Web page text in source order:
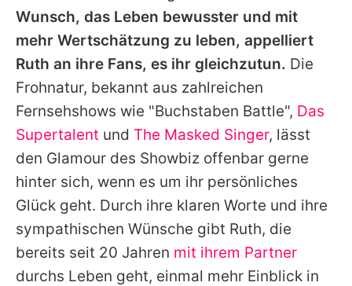
Wunsch, das Leben bewusster und mit
mehr Wertschätzung zu leben, appelliert
Ruth an ihre Fans, es ihr gleichzutun. Die
Frohnatur, bekannt aus zahlreichen
Fernsehshows wie "Buchstaben Battle", Das
Supertalent und The Masked Singer, lässt
den Glamour des Showbiz offenbar gerne
hinter sich, wenn es um ihr persönliches
Glück geht. Durch ihre klaren Worte und ihre
sympathischen Wünsche gibt Ruth, die
bereits seit 20 Jahren mit ihrem Partner
durchs Leben geht, einmal mehr Einblick in